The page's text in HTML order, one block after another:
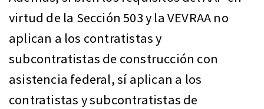
virtud de la Sección 503 y la VEVRAA no
aplican a los contratistas y
subcontratistas de construcción con
asistencia federal, sí aplican a los
contratistas y subcontratistas de